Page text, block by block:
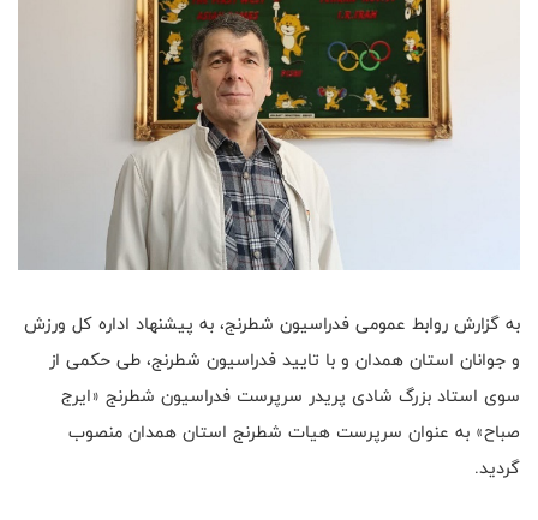
به گزارش روابط عمومی فدراسیون شطرنج، به پیشنهاد اداره کل ورزش
و جوانان استان همدان و با تایید فدراسیون شطرنج، طی حکمی از
سوی استاد بزرگ شادی پریدر سرپرست فدراسیون شطرنج «ایرج
صباح» به عنوان سرپرست هیات شطرنج استان همدان منصوب
گردید.